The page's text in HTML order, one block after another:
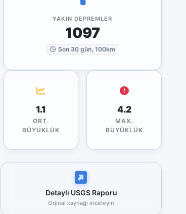
YAKIN DEPREMLER
1097
Son 30 gün, 100km
1.1
ORT.
BÜYÜKLÜK
4.2
MAX.
BÜYÜKLÜK
Detaylı USGS Raporu
Orjinal kaynağı inceleyin